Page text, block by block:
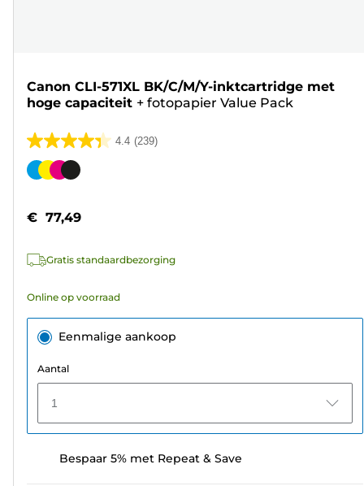
Canon CLI-571XL BK/C/M/Y-inktcartridge met
hoge capaciteit + fotopapier Value Pack
4.4 (239)
4.4
van
sterren.
beoordelingen
Kleurencartridge
€ 77,49
Gratis standaardbezorging
Online op voorraad
Eenmalige aankoop
Aantal
1
Bespaar 5% met Repeat & Save